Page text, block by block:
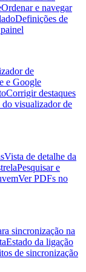
Ordenar e navegar
Definições de
de
e Google
Corrigir destaques
do visualizador de
Vista de detalhe da
Pesquisar e
Ver PDFs no
sincronização na
Estado da ligação
de sincronização